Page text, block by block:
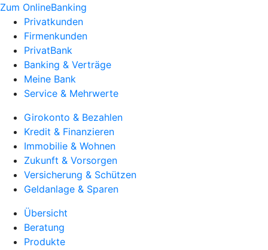
Zum OnlineBanking
Privatkunden
Firmenkunden
PrivatBank
Banking & Verträge
Meine Bank
Service & Mehrwerte
Girokonto & Bezahlen
Kredit & Finanzieren
Immobilie & Wohnen
Zukunft & Vorsorgen
Versicherung & Schützen
Geldanlage & Sparen
Übersicht
Beratung
Produkte